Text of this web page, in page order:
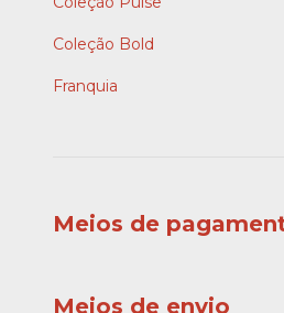
Coleção Bold
Franquia
Meios de
Meios de envio